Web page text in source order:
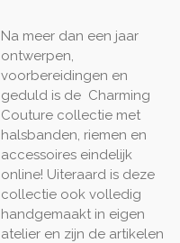
Na meer dan een jaar
ontwerpen,
voorbereidingen en
geduld is de Charming
Couture collectie met
halsbanden, riemen en
accessoires eindelijk
online! Uiteraard is deze
collectie ook volledig
handgemaakt in eigen
atelier en zijn de artikelen